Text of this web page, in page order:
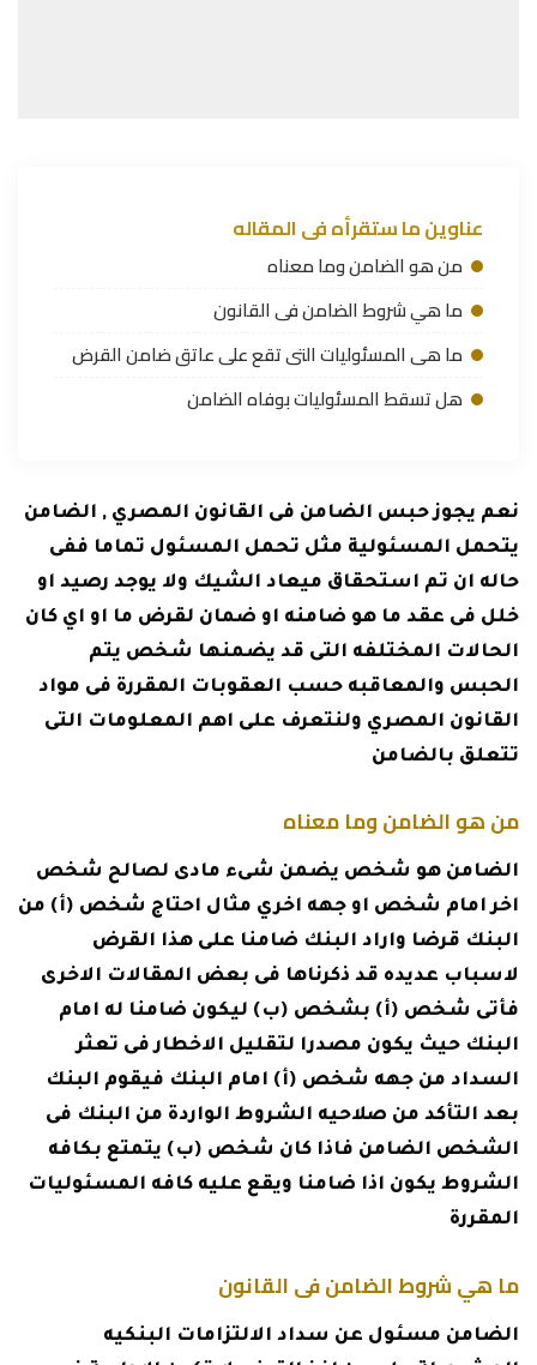
عناوين ما ستقرأه فى المقاله
من هو الضامن وما معناه
ما هي شروط الضامن فى القانون
ما هى المسئوليات التى تقع على عاتق ضامن القرض
هل تسقط المسئوليات بوفاه الضامن
نعم يجوز حبس الضامن فى القانون المصري , الضامن
يتحمل المسئولية مثل تحمل المسئول تماما ففى
حاله ان تم استحقاق ميعاد الشيك ولا يوجد رصيد او
خلل فى عقد ما هو ضامنه او ضمان لقرض ما او اي كان
الحالات المختلفه التى قد يضمنها شخص يتم
الحبس والمعاقبه حسب العقوبات المقررة فى مواد
القانون المصري ولنتعرف على اهم المعلومات التى
تتعلق بالضامن
من هو الضامن وما معناه
الضامن هو شخص يضمن شىء مادى لصالح شخص
اخر امام شخص او جهه اخري مثال احتاج شخص (أ) من
البنك قرضا واراد البنك ضامنا على هذا القرض
لاسباب عديده قد ذكرناها فى بعض المقالات الاخرى
فأتى شخص (أ) بشخص (ب) ليكون ضامنا له امام
البنك حيث يكون مصدرا لتقليل الاخطار فى تعثر
السداد من جهه شخص (أ) امام البنك فيقوم البنك
بعد التأكد من صلاحيه الشروط الواردة من البنك فى
الشخص الضامن فاذا كان شخص (ب) يتمتع بكافه
الشروط يكون اذا ضامنا ويقع عليه كافه المسئوليات
المقررة
ما هي شروط الضامن فى القانون
الضامن مسئول عن سداد الالتزامات البنكيه